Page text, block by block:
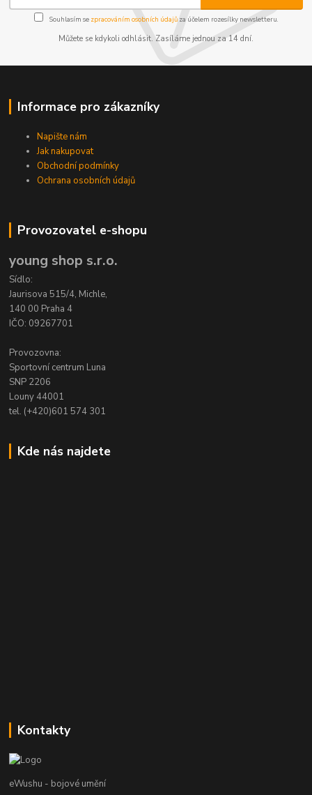
Souhlasím se zpracováním osobních údajůza účelem rozesílky newsletteru.
Můžete se kdykoli odhlásit. Zasíláme jednou za 14 dní.
Informace pro zákazníky
Napište nám
Jak nakupovat
Obchodní podmínky
Ochrana osobních údajů
Provozovatel e-shopu
young shop s.r.o.
Sídlo:
Jaurisova 515/4, Michle,
140 00 Praha 4
IČO: 09267701
Provozovna:
Sportovní centrum Luna
SNP 2206
Louny 44001
tel. (+420)601 574 301
Kde nás najdete
Kontakty
eWushu - bojové umění